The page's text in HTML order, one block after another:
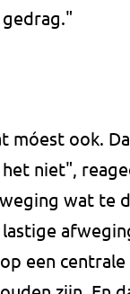
móest ook.
niet",
wat te
een